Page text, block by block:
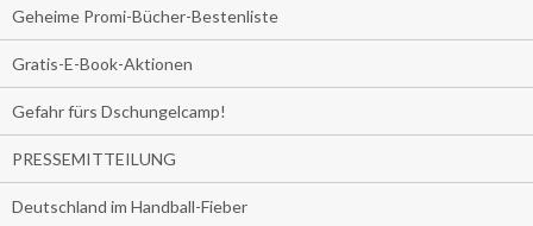
Geheime Promi-Bücher-Bestenliste
Gratis-E-Book-Aktionen
Gefahr fürs Dschungelcamp!
PRESSEMITTEILUNG
Deutschland im Handball-Fieber